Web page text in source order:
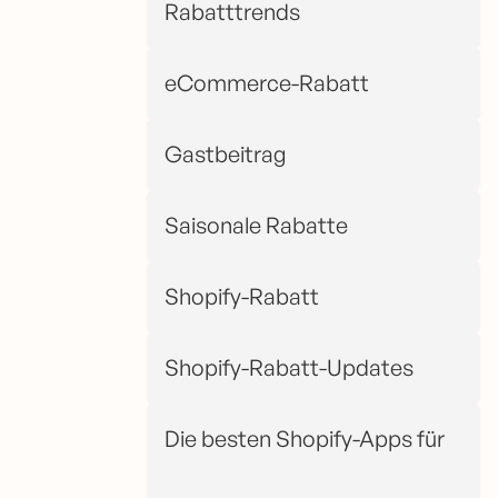
Rabatttrends
eCommerce-Rabatt
Gastbeitrag
Saisonale Rabatte
Shopify-Rabatt
Shopify-Rabatt-Updates
Die besten Shopify-Apps für